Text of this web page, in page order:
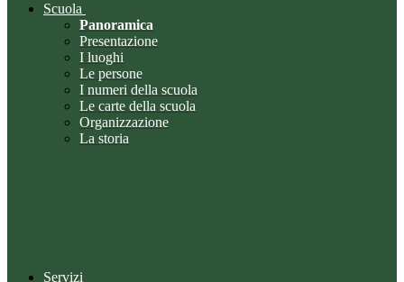
Scuola
Panoramica
Presentazione
I luoghi
Le persone
I numeri della scuola
Le carte della scuola
Organizzazione
La storia
Servizi